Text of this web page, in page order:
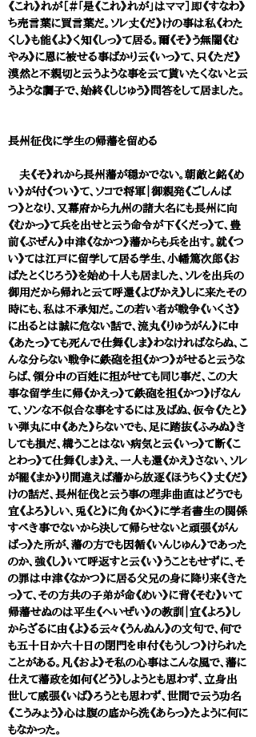
《これ》れが［＃「是《これ》れが」はママ］即《すなわ》
ち売言葉に買言葉だ。ソレ丈《だ》けの事は私《わた
くし》も能《よ》く知《しっ》て居る。爾《そ》う無闇《む
やみ》に恩に被せる事ばかり云《いっ》て、只《ただ》
漠然と不親切と云うような事を云て貰いたくないと云
うような調子で、始終《しじゅう》問答をして居ました。
長州征伐に学生の帰藩を留める
夫《そ》れから長州藩が穏かでない。朝敵と銘《め
い》が付《つい》て、ソコで将軍｜御親発《ごしんぱ
つ》となり、又幕府から九州の諸大名にも長州に向
《むかっ》て兵を出せと云う命令が下《くだっ》て、豊
前《ぶぜん》中津《なかつ》藩からも兵を出す。就《つ
い》ては江戸に留学して居る学生、小幡篤次郎《お
ばたとくじろう》を始め十人も居ました、ソレを出兵の
御用だから帰れと云て呼還《よびかえ》しに来たその
時にも、私は不承知だ。この若い者が戦争《いくさ》
に出るとは誠に危ない話で、流丸《りゅうがん》に中
《あたっ》ても死んで仕舞《しま》わなければならぬ、こ
んな分らない戦争に鉄砲を担《かつ》がせると云うな
らば、領分中の百姓に担がせても同じ事だ、この大
事な留学生に帰《かえっ》て鉄砲を担《かつ》げなん
て、ソンな不似合な事をするには及ばぬ、仮令《たと》
い弾丸に中《あた》らないでも、足に踏抜《ふみぬ》き
しても損だ、構うことはない病気と云《いっ》て断《こ
とわっ》て仕舞《しま》え、一人も還《かえ》さない、ソレ
が罷《まか》り間違えば藩から放逐《ほうちく》丈《だ》
けの話だ、長州征伐と云う事の理非曲直はどうでも
宜《よろ》しい、兎《と》に角《かく》に学者書生の関係
すべき事でないから決して帰らせないと頑張《がん
ばっ》た所が、藩の方でも因循《いんじゅん》であった
のか、強《し》いて呼返すと云《い》うこともせずに、そ
の罪は中津《なかつ》に居る父兄の身に降り来《きた
っ》て、その方共の子弟が命《めい》に背《そむ》いて
帰藩せぬのは平生《へいぜい》の教訓｜宜《よろ》し
からざるに由《よ》る云々《うんぬん》の文句で、何で
も五十日か六十日の閉門を申付《もうしつ》けられた
ことがある。凡《およ》そ私の心事はこんな風で、藩に
仕えて藩政を如何《どう》しようとも思わず、立身出
世して威張《いば》ろうとも思わず、世間で云う功名
《こうみょう》心は腹の底から洗《あらっ》たように何に
もなかった。